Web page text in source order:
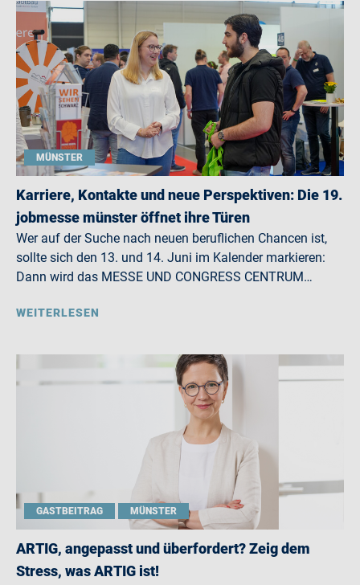
MÜNSTER
Karriere, Kontakte und neue Perspektiven: Die 19.
jobmesse münster öffnet ihre Türen
Wer auf der Suche nach neuen beruflichen Chancen ist,
sollte sich den 13. und 14. Juni im Kalender markieren:
Dann wird das MESSE UND CONGRESS CENTRUM…
WEITERLESEN
GASTBEITRAG MÜNSTER
ARTIG, angepasst und überfordert? Zeig dem
Stress, was ARTIG ist!